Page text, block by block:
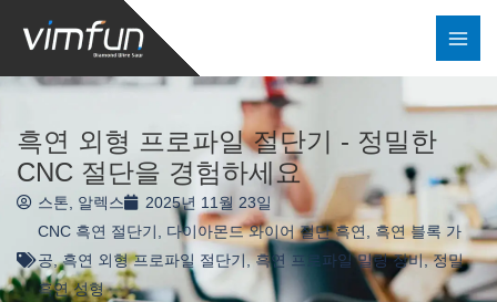
츠
흑연 외형 프로파일 절단기 - 정밀한
CNC 절단을 경험하세요
스톤, 알렉스
2025년 11월 23일
CNC 흑연 절단기
다이아몬드 와이어 절단 흑연
흑연 블록 가
공,흑연 외형 프로파일 절단기,흑연 프로파일 밀링 장비,정밀
흑연 성형